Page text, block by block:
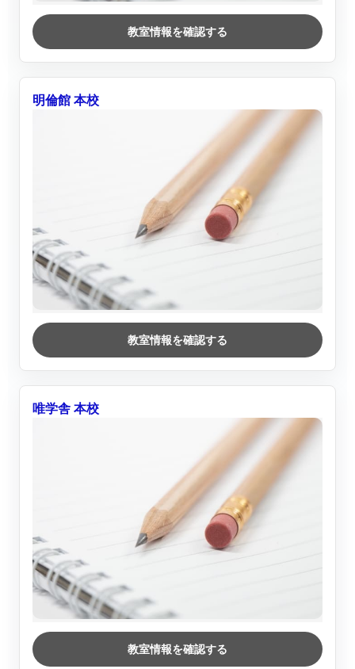
教室情報を確認する
明倫館 本校
教室情報を確認する
唯学舎 本校
教室情報を確認する